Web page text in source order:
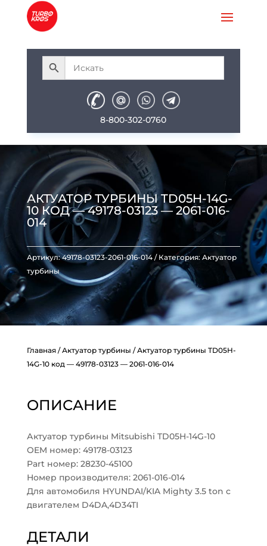
8-800-302-0760
АКТУАТОР ТУРБИНЫ TD05H-14G-
10 КОД — 49178-03123 — 2061-016-
014
Артикул:49178-03123-2061-016-014 Категория: Актуатор
турбины
Главная/Актуатор турбины / Актуатор турбины TD05H-
14G-10 код — 49178-03123 — 2061-016-014
ОПИСАНИЕ
Актуатор турбины Mitsubishi TD05H-14G-10
OEM номер: 49178-03123
Part номер: 28230-45100
Номер производителя: 2061-016-014
Для автомобиля HYUNDAI/KIA Mighty 3.5 ton с
двигателем D4DA,4D34TI
ДЕТАЛИ